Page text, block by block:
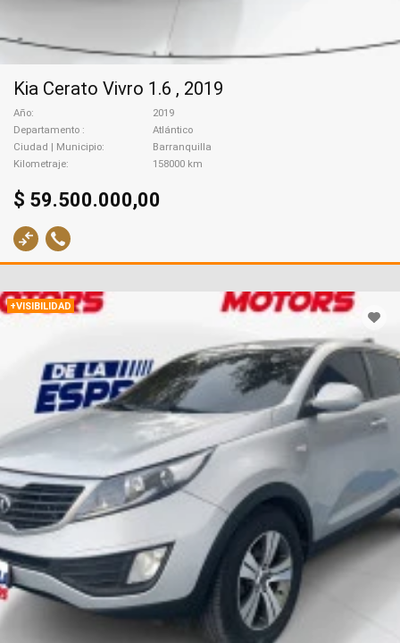
Kia Cerato Vivro 1.6 , 2019
Año
2019
Departamento
Atlántico
Ciudad | Municipio
Barranquilla
Kilometraje
158000 km
$ 59.500.000,00
+VISIBILIDAD